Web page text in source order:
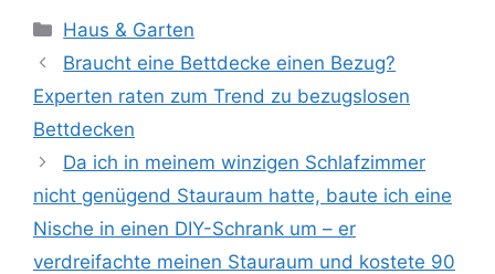
Kategorien
Haus & Garten
Braucht eine Bettdecke einen Bezug?
Experten raten zum Trend zu bezugslosen
Bettdecken
Da ich in meinem winzigen Schlafzimmer
nicht genügend Stauraum hatte, baute ich eine
Nische in einen DIY-Schrank um – er
verdreifachte meinen Stauraum und kostete 90